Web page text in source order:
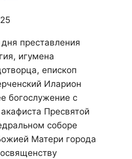
преставления
игумена
епископ
Иларион
богослужение с
Пресвятой
соборе
Матери города